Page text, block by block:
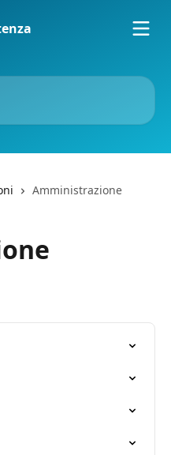
Amministrazione